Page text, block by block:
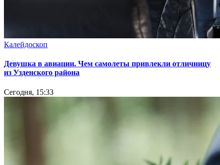
Калейдоскоп
Девушка в авиации. Чем самолеты привлекли отличницу
из Узденского района
Сегодня, 15:33